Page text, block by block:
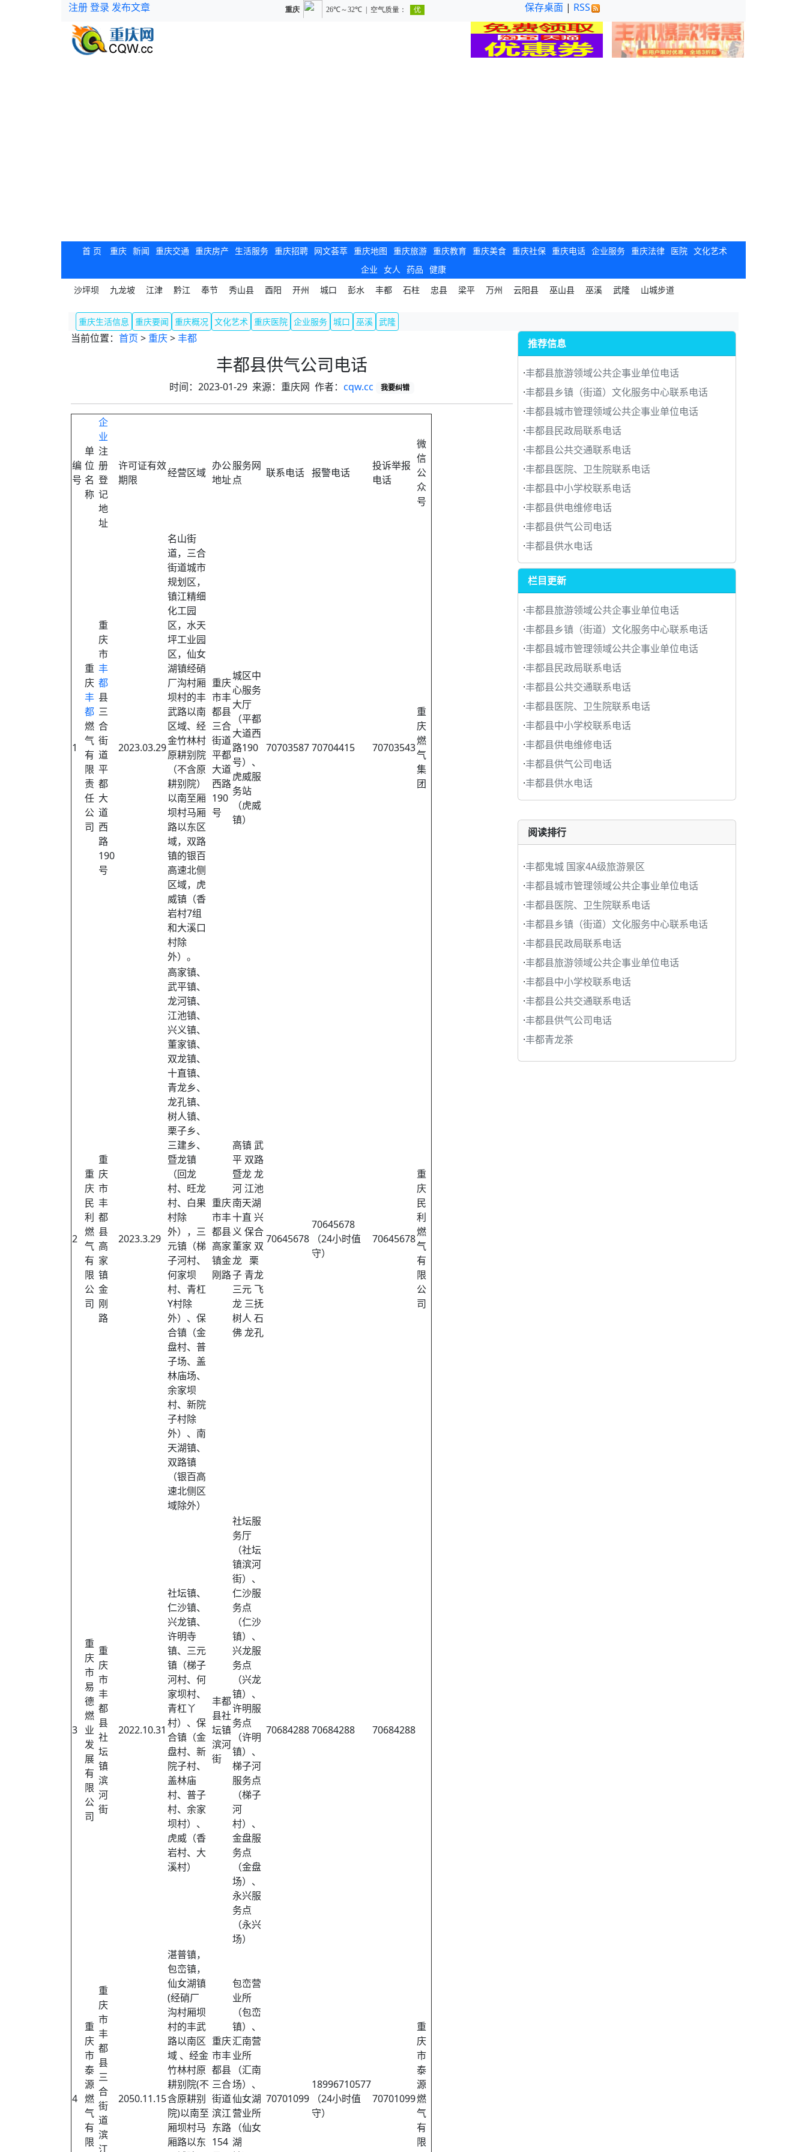
注册登录 发布文章 保存桌面 | RSS
首 页 重庆 新闻 重庆交通 重庆房产 生活服务 重庆招聘 网文荟萃 重庆地图 重庆旅游 重庆教育 重庆美食 重庆社保 重庆电话 企业服务 重庆法律 医院 文化艺术
企业 女人 药品 健康
沙坪坝
九龙坡 江津 黔江 奉节 秀山县 酉阳 开州 城口 彭水 丰都 石柱 忠县 梁平 万州 云阳县 巫山县 巫溪 武隆 山城步道
重庆生活信息 重庆要闻 重庆概况 文化艺术 重庆医院 企业服务 城口 巫溪 武隆
当前位置： 首页 > 重庆>丰都
丰都县供气公司电话
时间：2023-01-29 来源：重庆网 作者：cqw.cc 我要纠错
编
号
单
位
名
称
企
业
注
册
登
记
地
址
许可证有效
期限
经营区域
办公
地址
服务网
点
联系电话 报警电话
投诉举报
电话
微
信
公
众
号
1
重
庆
丰
都
燃
气
有
限
责
任
公
司
重
庆
市
丰
都
县
三
合
街
道
平
都
大
道
西
路
190
号
2023.03.29
名山街
道，三合
街道城市
规划区，
镇江精细
化工园
区，水天
坪工业园
区，仙女
湖镇经硝
厂沟村厢
坝村的丰
武路以南
区域、经
金竹林村
原耕别院
（不含原
耕别院）
以南至厢
坝村马厢
路以东区
域，双路
镇的银百
高速北侧
区域，虎
威镇（香
岩村7组
和大溪口
村除
外）。
重庆
市丰
都县
三合
街道
平都
大道
西路
190
号
城区中
心服务
大厅
（平都
大道西
路190
号）、
虎威服
务站
（虎威
镇）
7070358770704415 70703543
重
庆
燃
气
集
团
2
重
庆
民
利
燃
气
有
限
公
司
重
庆
市
丰
都
县
高
家
镇
金
刚
路
2023.3.29
高家镇、
武平镇、
龙河镇、
江池镇、
兴义镇、
董家镇、
双龙镇、
十直镇、
青龙乡、
龙孔镇、
树人镇、
栗子乡、
三建乡、
暨龙镇
（回龙
村、旺龙
村、白果
村除
外），三
元镇（梯
子河村、
何家坝
村、青杠
Y村除
外）、保
合镇（金
盘村、普
子场、盖
林庙场、
余家坝
村、新院
子村除
外）、南
天湖镇、
双路镇
（银百高
速北侧区
域除外）
重庆
市丰
都县
高家
镇金
刚路
高镇 武
平 双路
暨龙 龙
河 江池
南天湖
十直 兴
义 保合
董家 双
龙 栗
子 青龙
三元 飞
龙 三抚
树人 石
佛 龙孔
70645678
70645678
（24小时值
守）
70645678
重
庆
民
利
燃
气
有
限
公
司
3
重
庆
市
易
德
燃
业
发
展
有
限
公
司
重
庆
市
丰
都
县
社
坛
镇
滨
河
街
2022.10.31
社坛镇、
仁沙镇、
兴龙镇、
许明寺
镇、三元
镇（梯子
河村、何
家坝村、
青杠丫
村）、保
合镇（金
盘村、新
院子村、
盖林庙
村、普子
村、余家
坝村）、
虎威（香
岩村、大
溪村）
丰都
县社
坛镇
滨河
街
社坛服
务厅
（社坛
镇滨河
街）、
仁沙服
务点
（仁沙
镇）、
兴龙服
务点
（兴龙
镇）、
许明服
务点
（许明
镇）、
梯子河
服务点
（梯子
河
村）、
金盘服
务点
（金盘
场）、
永兴服
务点
（永兴
场）
7068428870684288 70684288
4
重
庆
市
泰
源
燃
气
有
限
重
庆
市
丰
都
县
三
合
街
道
滨
江
2050.11.15
湛普镇，
包峦镇，
仙女湖镇
(经硝厂
沟村厢坝
村的丰武
路以南区
域 、经金
竹林村原
耕别院(不
含原耕别
院)以南至
厢坝村马
厢路以东
重庆
市丰
都县
三合
街道
滨江
东路
154
包峦营
业所
（包峦
镇）、
汇南营
业所
（汇南
场）、
仙女湖
营业所
（仙女
湖
70701099
18996710577
（24小时值
守）
70701099
重
庆
市
泰
源
燃
气
有
限
推荐信息
·丰都县旅游领域公共企事业单位电话
·丰都县乡镇（街道）文化服务中心联系电话
·丰都县城市管理领域公共企事业单位电话
·丰都县民政局联系电话
·丰都县公共交通联系电话
·丰都县医院、卫生院联系电话
·丰都县中小学校联系电话
·丰都县供电维修电话
·丰都县供气公司电话
·丰都县供水电话
栏目更新
·丰都县旅游领域公共企事业单位电话
·丰都县乡镇（街道）文化服务中心联系电话
·丰都县城市管理领域公共企事业单位电话
·丰都县民政局联系电话
·丰都县公共交通联系电话
·丰都县医院、卫生院联系电话
·丰都县中小学校联系电话
·丰都县供电维修电话
·丰都县供气公司电话
·丰都县供水电话
阅读排行
·丰都鬼城 国家4A级旅游景区
·丰都县城市管理领域公共企事业单位电话
·丰都县医院、卫生院联系电话
·丰都县乡镇（街道）文化服务中心联系电话
·丰都县民政局联系电话
·丰都县旅游领域公共企事业单位电话
·丰都县中小学校联系电话
·丰都县公共交通联系电话
·丰都县供气公司电话
·丰都青龙茶